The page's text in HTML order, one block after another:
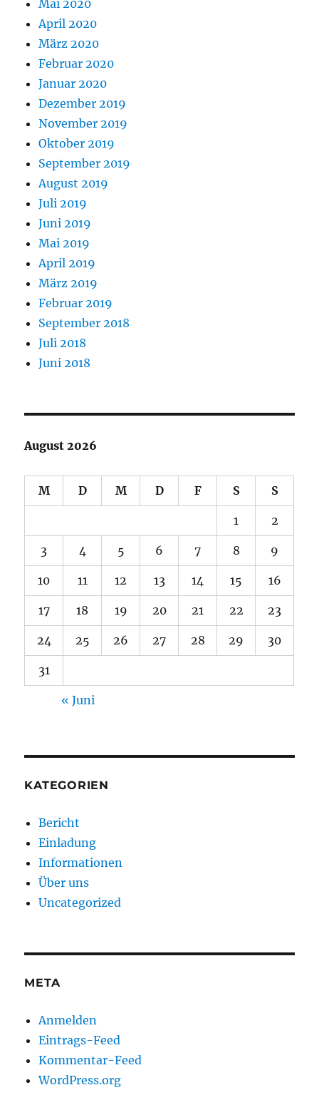
Mai 2020
April 2020
März 2020
Februar 2020
Januar 2020
Dezember 2019
November 2019
Oktober 2019
September 2019
August 2019
Juli 2019
Juni 2019
Mai 2019
April 2019
März 2019
Februar 2019
September 2018
Juli 2018
Juni 2018
August 2026
M D M D F S S
1 2
3 4 5 6 7 8 9
10 11 12 13 14 15 16
17 18 19 20 21 22 23
24 25 26 27 28 29 30
31
« Juni
KATEGORIEN
Bericht
Einladung
Informationen
Über uns
Uncategorized
META
Anmelden
Eintrags-Feed
Kommentar-Feed
WordPress.org